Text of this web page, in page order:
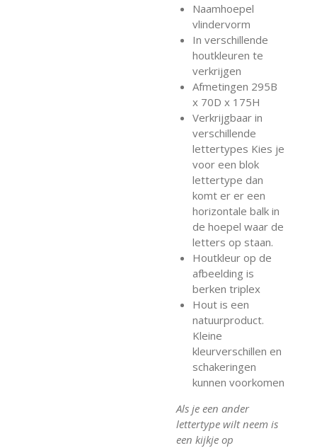
Naamhoepel
vlindervorm
In verschillende
houtkleuren te
verkrijgen
Afmetingen 295B
x 70D x 175H
Verkrijgbaar in
verschillende
lettertypes Kies je
voor een blok
lettertype dan
komt er er een
horizontale balk in
de hoepel waar de
letters op staan.
Houtkleur op de
afbeelding is
berken triplex
Hout is een
natuurproduct.
Kleine
kleurverschillen en
schakeringen
kunnen voorkomen
Als je een ander
lettertype wilt neem is
een kijkje op